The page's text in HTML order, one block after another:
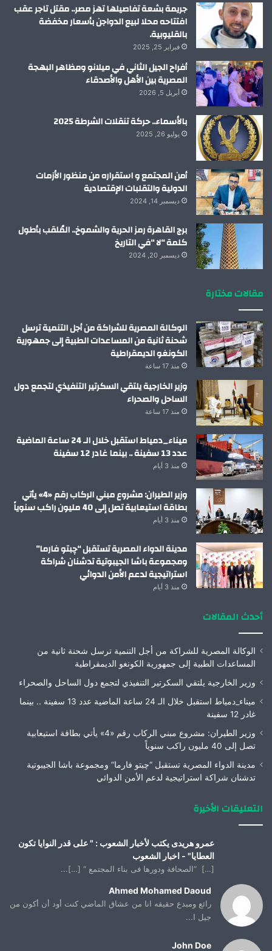
جريمة بشعة تفاصيلها تهز مصر.. مقتل تاجر عقب
افتتاحه محلا لبيع الدواجن بأسعار مخفضة
بالقليوبية.
فبراير 25, 2025
أفراح الجيل الثاني في ميلانو ومظاهر البهجة
المصرية بين الأهل والأصدقاء
أبريل 5, 2026
بالأسماء.. حركة تنقلات الشرطة 2025
يوليو 26, 2025
أمن المجتمع و استقراره من منظور الأزمات
الدولية والتقلبات الإقتصادية
ديسمبر 14, 2024
برج القاهرة رمز الحرية والشموخ.. المُلقب بأطول
كلمة “لا “في التاريخ
ديسمبر 20, 2024
مقالات مختارة
الوكالة المصرية للشراكة من أجل التنمية ترسل
شحنة ثانية من المساعدات الطبية إلى جمهورية
الكونغو الديمقراطية
منذ 17 ساعة
وزير الخارجية يلتقي السكرتير التنفيذي لتجمع دول
الساحل والصحراء
منذ 17 ساعة
ميناء_دمياط استقبل خلال الـ 24 ساعة الماضية
عدد 13 سفينة .. بينما غادر 12 سفينة
منذ 3 أيام
وزير الطيران: مشروع مبني الركاب رقم «4» يأتي
بطاقة استيعابية تصل إلى 40 مليون راكب سنوياً
منذ 3 أيام
مدينة الدواء المصرية تستقبل “چبتو فارما”
ومجموعة باشا الجيبوتية تدشنان شراكة
استراتيجية لدعم الأمن الدوائي
منذ 3 أيام
أحدث المقالات
الوكالة المصرية للشراكة من أجل التنمية ترسل شحنة ثانية من
المساعدات الطبية إلى جمهورية الكونغو الديمقراطية
وزير الخارجية يلتقي السكرتير التنفيذي لتجمع دول الساحل والصحراء
ميناء_دمياط استقبل خلال الـ 24 ساعة الماضية عدد 13 سفينة .. بينما
غادر 12 سفينة
وزير الطيران: مشروع مبني الركاب رقم «4» يأتي بطاقة استيعابية
تصل إلى 40 مليون راكب سنوياً
مدينة الدواء المصرية تستقبل “چبتو فارما” ومجموعة باشا الجيبوتية
تدشنان شراكة استراتيجية لدعم الأمن الدوائي
التعليقات الأخيرة
عمرو هريدى يكتب لأخبار الشعوب : " على قدر النوايا تكون
العطايا" - اخبار الشعوب
[…] “الصحافة ودورها فى بناء المجتمع “ […]...
Ahmed Mohamed Daoud
رائع ومبدع حقيقه انا من عشاق الماضي كنت أود أن أكون من
جيل ا...
John Doe